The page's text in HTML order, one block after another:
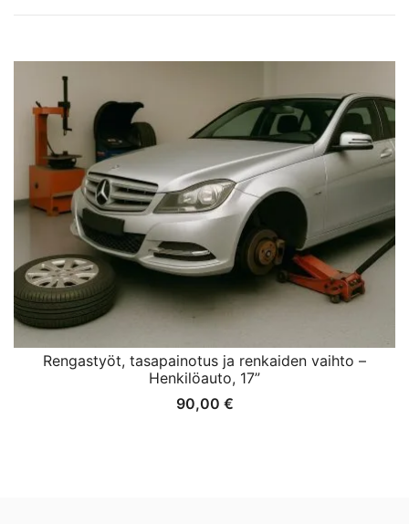
Rengastyöt, tasapainotus ja renkaiden vaihto –
Henkilöauto, 17”
90,00 €